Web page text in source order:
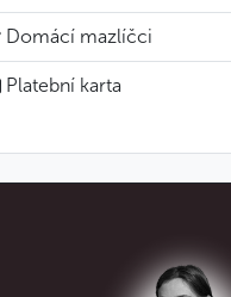
Domácí mazlíčci
Platební karta